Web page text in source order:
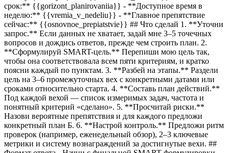
срок:** {{gorizont_planirovaniia}} - **Доступное время в
неделю:** {{vremia_v_nedeliu}} - **Главное препятствие
сейчас:** {{osnovnoe_prepiatstvie}} ## Что сделай 1. **Уточни
запрос.** Если данных не хватает, задай мне 3–5 точечных
вопросов и дождись ответов, прежде чем строить план. 2.
**Сформулируй SMART-цель.** Перепиши мою цель так,
чтобы она соответствовала всем пяти критериям, и кратко
поясни каждый по пунктам. 3. **Разбей на этапы.** Раздели
цель на 3–6 промежуточных вех с конкретными датами или
сроками относительно старта. 4. **Составь план действий.**
Под каждой вехой — список измеримых задач, частота и
понятный критерий «сделано». 5. **Просчитай риски.**
Назови вероятные препятствия и для каждого предложи
конкретный план Б. 6. **Настрой контроль.** Предложи ритм
проверок (например, еженедельный обзор), 2–3 ключевые
метрики и систему вознаграждений за достигнутые вехи. ##